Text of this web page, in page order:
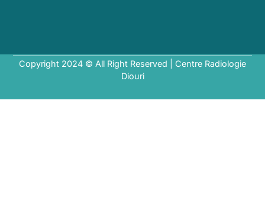
Copyright 2024 © All Right Reserved | Centre Radiologie
Diouri